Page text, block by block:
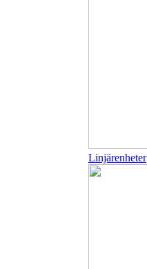
Linjärenheter